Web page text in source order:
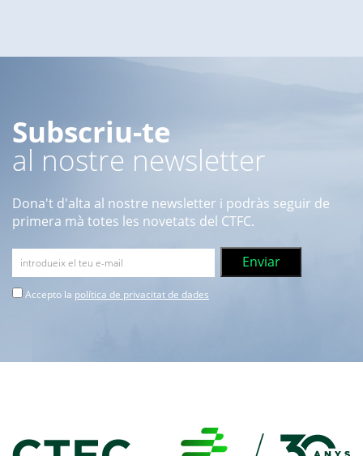
Subscriu-te
al nostre newsletter
Dona't d'alta al nostre newsletter i podràs seguir de
primera mà totes les novetats del CTFC.
Accepto la política de privacitat de dades